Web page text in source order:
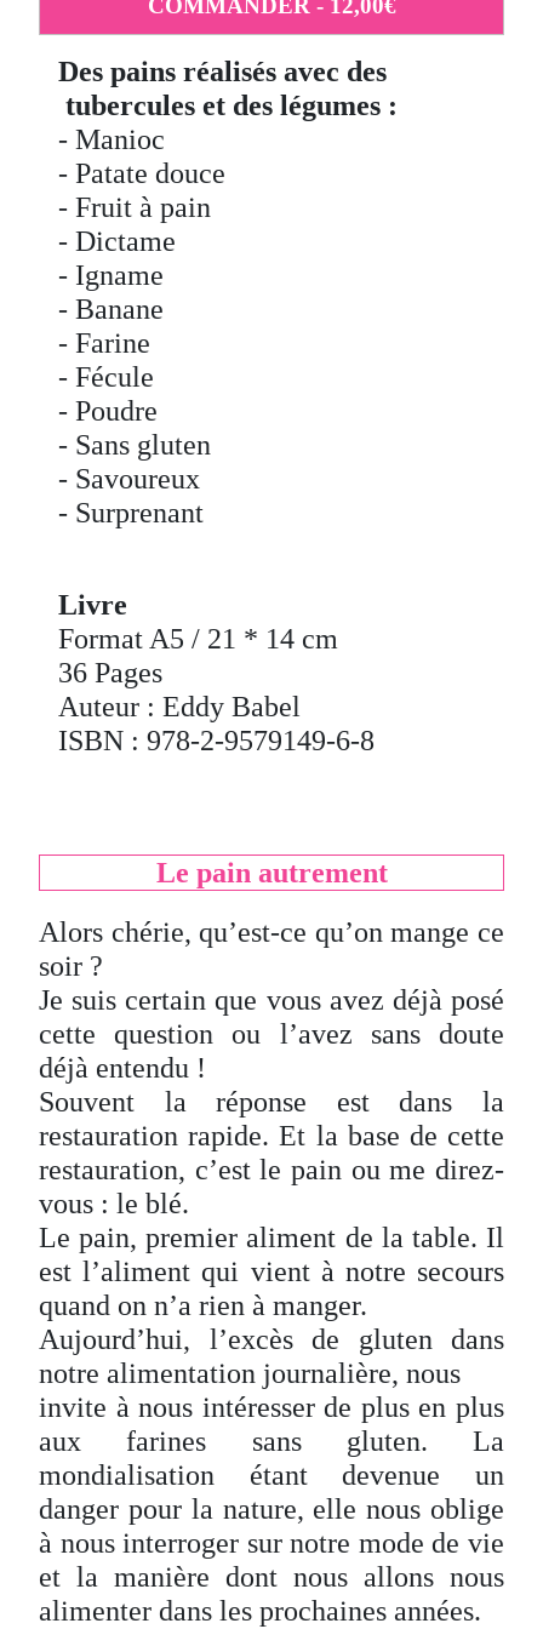
COMMANDER - 12,00€
Des pains réalisés avec des
tubercules et des légumes :
- Manioc
- Patate douce
- Fruit à pain
- Dictame
- Igname
- Banane
- Farine
- Fécule
- Poudre
- Sans gluten
- Savoureux
- Surprenant
Livre
Format A5 / 21 * 14 cm
36 Pages
Auteur : Eddy Babel
ISBN : 978-2-9579149-6-8
Le pain autrement
Alors chérie, qu’est-ce qu’on mange ce
soir ?
Je suis certain que vous avez déjà posé
cette question ou l’avez sans doute
déjà entendu !
Souvent la réponse est dans la
restauration rapide. Et la base de cette
restauration, c’est le pain ou me direz-
vous : le blé.
Le pain, premier aliment de la table. Il
est l’aliment qui vient à notre secours
quand on n’a rien à manger.
Aujourd’hui, l’excès de gluten dans
notre alimentation journalière, nous
invite à nous intéresser de plus en plus
aux farines sans gluten. La
mondialisation étant devenue un
danger pour la nature, elle nous oblige
à nous interroger sur notre mode de vie
et la manière dont nous allons nous
alimenter dans les prochaines années.